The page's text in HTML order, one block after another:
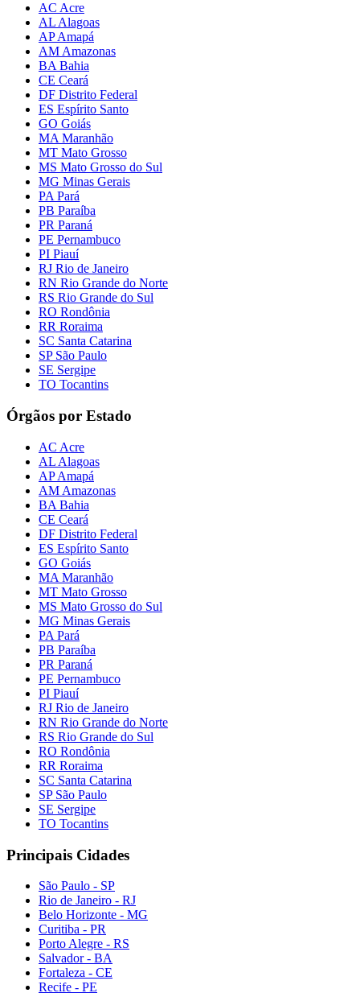
AC Acre
AL Alagoas
AP Amapá
AM Amazonas
BA Bahia
CE Ceará
DF Distrito Federal
ES Espírito Santo
GO Goiás
MA Maranhão
MT Mato Grosso
MS Mato Grosso do Sul
MG Minas Gerais
PA Pará
PB Paraíba
PR Paraná
PE Pernambuco
PI Piauí
RJ Rio de Janeiro
RN Rio Grande do Norte
RS Rio Grande do Sul
RO Rondônia
RR Roraima
SC Santa Catarina
SP São Paulo
SE Sergipe
TO Tocantins
Órgãos por Estado
AC Acre
AL Alagoas
AP Amapá
AM Amazonas
BA Bahia
CE Ceará
DF Distrito Federal
ES Espírito Santo
GO Goiás
MA Maranhão
MT Mato Grosso
MS Mato Grosso do Sul
MG Minas Gerais
PA Pará
PB Paraíba
PR Paraná
PE Pernambuco
PI Piauí
RJ Rio de Janeiro
RN Rio Grande do Norte
RS Rio Grande do Sul
RO Rondônia
RR Roraima
SC Santa Catarina
SP São Paulo
SE Sergipe
TO Tocantins
Principais Cidades
São Paulo - SP
Rio de Janeiro - RJ
Belo Horizonte - MG
Curitiba - PR
Porto Alegre - RS
Salvador - BA
Fortaleza - CE
Recife - PE